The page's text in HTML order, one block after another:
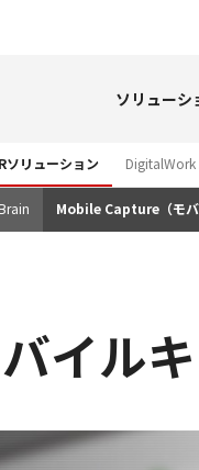
ソリューシ
ソリューション
Mobile Capture（モバ
イル